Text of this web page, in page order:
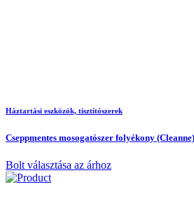
Háztartási eszközök, tisztítószerek
Cseppmentes mosogatószer folyékony (Cleanne)
Bolt választása az árhoz